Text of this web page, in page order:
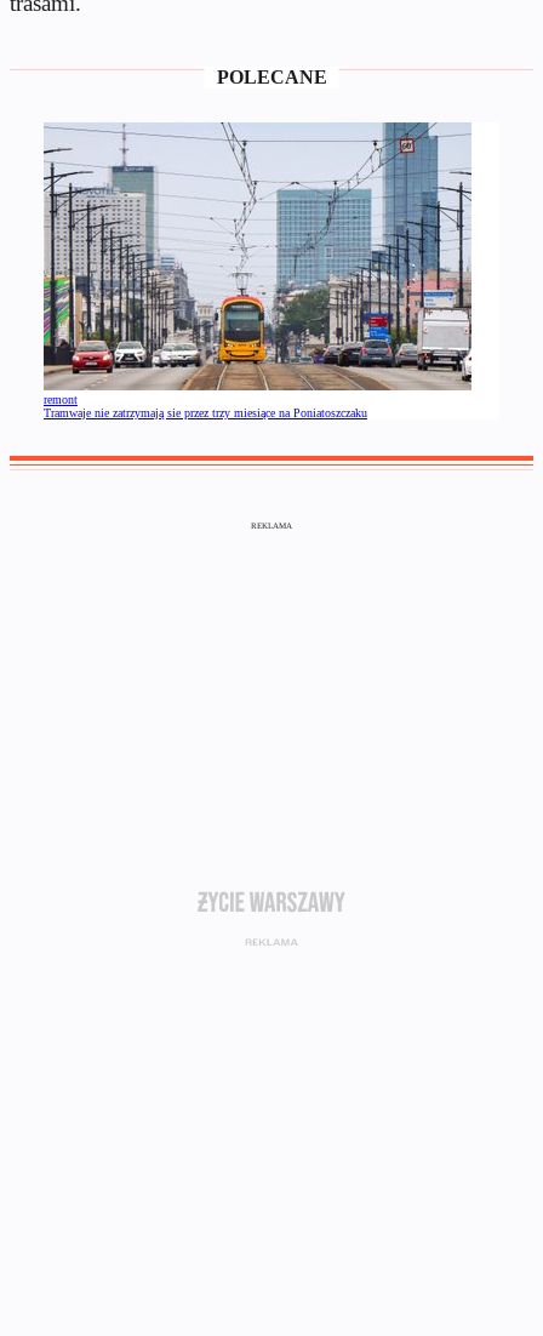
POLECANE
remont
Tramwaje nie zatrzymają sie przez trzy miesiące na Poniatoszczaku
REKLAMA